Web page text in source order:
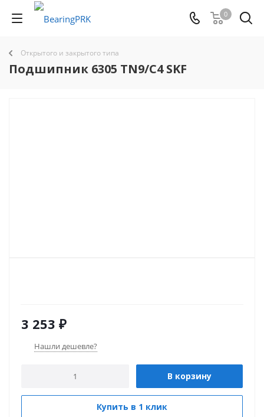
0
Открытого и закрытого типа
Подшипник 6305 TN9/C4 SKF
3 253 ₽
Нашли дешевле?
В корзину
Купить в 1 клик